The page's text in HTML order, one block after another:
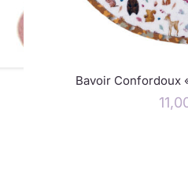
Bavoir Confordoux